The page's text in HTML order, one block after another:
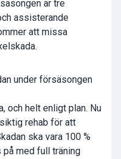
är tre
assisterande
att missa
under försäsongen
och helt enligt plan. Nu
rehab för att
ska vara 100 %
med full träning